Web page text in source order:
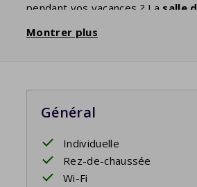
pendant vos vacances ? La salle
séparées. Profitez du
aussi à l’ombre, comme vous
Votre séjour comprend les lits
Montrer plus
Général
Individuelle
Rez-de-chaussée
Wi-Fi